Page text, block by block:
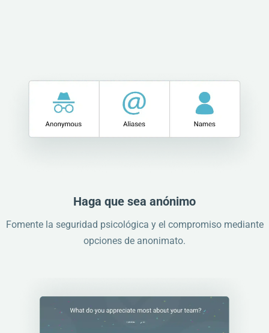
Haga que sea anónimo
Fomente la seguridad psicológica y el compromiso mediante
opciones de anonimato.